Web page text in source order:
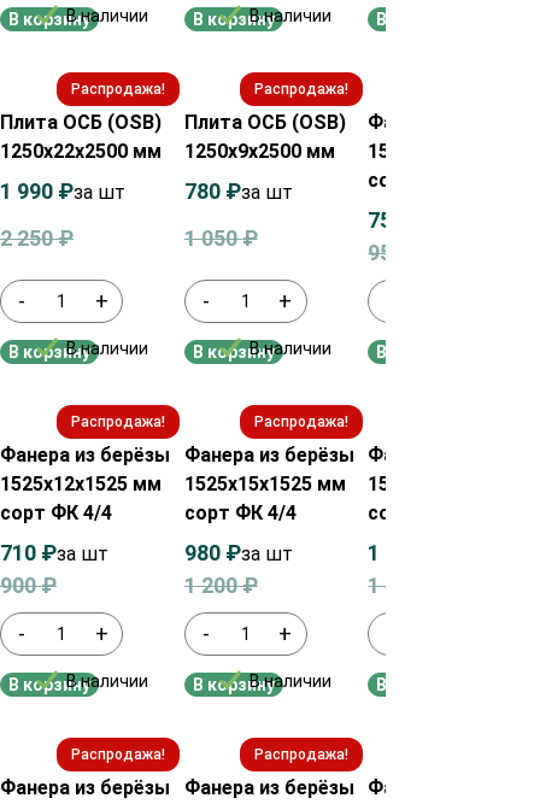
В наличии
В корзину В наличии
В корзину В корзину
Распродажа!
Плита ОСБ (OSB)
1250х22х2500 мм
- +
В наличии
2 250₽
1 990 ₽за шт
В корзину
Распродажа!
Плита ОСБ (OSB)
1250х9х2500 мм
- +
В наличии
1 050₽
780 ₽за шт
В корзину
Фанера из берёзы
1525х10х1525 мм
сорт ФК 4/4
950
750
В корзину
Распродажа!
Фанера из берёзы
1525х12х1525 мм
сорт ФК 4/4
- +
В наличии
900₽
710 ₽за шт
В корзину
Распродажа!
Фанера из берёзы
1525х15х1525 мм
сорт ФК 4/4
- +
В наличии
1 200₽
980 ₽за шт
В корзину
Фанера из берёзы
1525х18х1525 мм
сорт ФК 4/4
1 450
1 270
В корзину
Распродажа!
Фанера из берёзы
Распродажа!
Фанера из берёзы
Фанера из берёзы